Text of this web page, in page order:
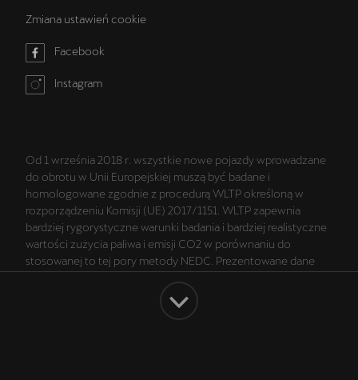
Zmiana ustawień cookie
Facebook
Instagram
Od 1 września 2018 r. wszystkie nowe pojazdy wprowadzane
do obrotu w Unii Europejskiej muszą być badane i
homologowane zgodnie z procedurą WLTP określoną w
rozporządzeniu Komisji (UE) 2017/1151. WLTP zapewnia
bardziej rygorystyczne warunki badania i bardziej realistyczne
wartości zużycia paliwa i emisji CO2 w porównaniu do
stosowanej to tej pory metody NEDC. Prezentowane dane
zgodnymi ze świadectwem homologacji typu wyznaczonymi
zgodnie z procedurą WLTP. Więcej informacji na temat WLTP